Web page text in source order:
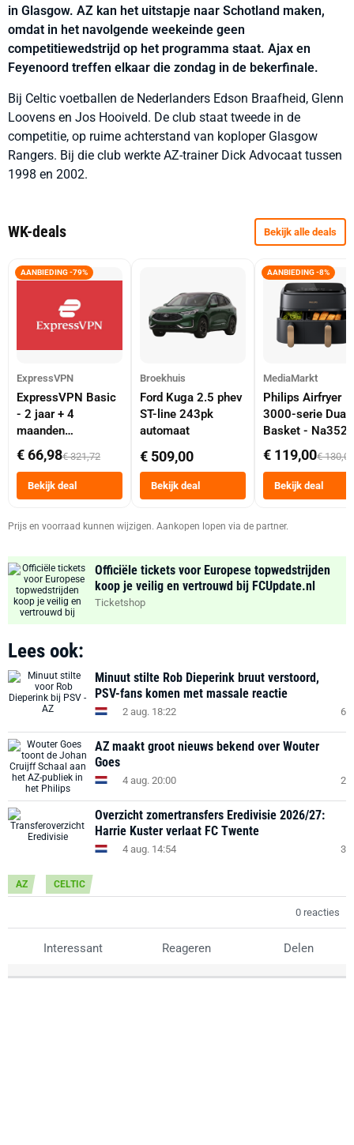
in Glasgow. AZ kan het uitstapje naar Schotland maken,
omdat in het navolgende weekeinde geen
competitiewedstrijd op het programma staat. Ajax en
Feyenoord treffen elkaar die zondag in de bekerfinale.
Bij Celtic voetballen de Nederlanders Edson Braafheid, Glenn
Loovens en Jos Hooiveld. De club staat tweede in de
competitie, op ruime achterstand van koploper Glasgow
Rangers. Bij die club werkte AZ-trainer Dick Advocaat tussen
1998 en 2002.
WK-deals Bekijk alle deals
AANBIEDING -79%
ExpressVPN
ExpressVPN Basic
- 2 jaar + 4
maanden
abonnement
€ 66,98€ 321,72
Bekijk deal
Broekhuis
Ford Kuga 2.5 phev
ST-line 243pk
automaat
€ 509,00
Bekijk deal
AANBIEDING -8%
MediaMarkt
Philips Airfryer
3000-serie Dual
Basket -
Dubbele Mand 9
Tot 6 Personen
Heteluchtfriteuse
Zwart
€ 119,00€ 130,00
Bekijk deal
Prijs en voorraad kunnen wijzigen. Aankopen lopen via de partner.
Officiële tickets voor Europese topwedstrijden
koop je veilig en vertrouwd bij FCUpdate.nl
Ticketshop
Lees ook:
Minuut stilte Rob Dieperink bruut verstoord,
PSV-fans komen met massale reactie
2 aug. 18:22 6
AZ maakt groot nieuws bekend over Wouter
Goes
4 aug. 20:00 2
Overzicht zomertransfers Eredivisie 2026/27:
Harrie Kuster verlaat FC Twente
4 aug. 14:54 3
AZ CELTIC
0 reacties
Interessant Reageren Delen